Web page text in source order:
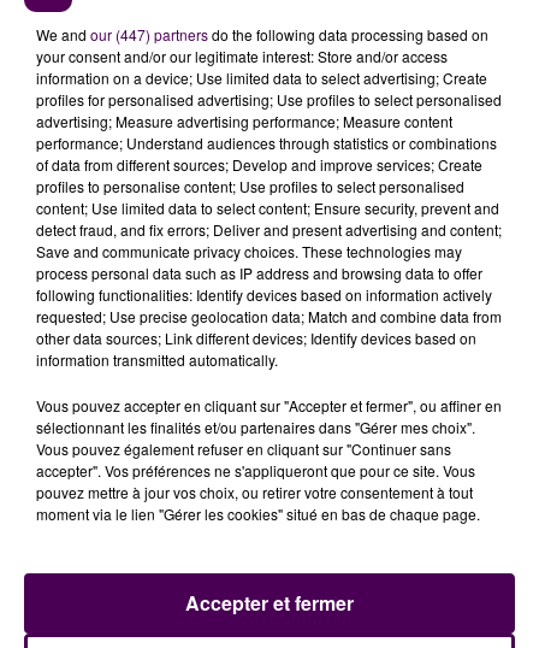
vous souhaitez l'afficher, merci de nous donner
votre accord en cliquant sur le bouton ci-
dessous.
Afficher l'élément
TEMPÉRATURES MAXIMALES ATTEINTES CE LUNDI
22 JUIN :
Caen : 35,1°
Rouen : 35,5°
Evreux : 36,6°
Chartres : 38,3°
Orléans : 38,4°
Alençon : 38,8°
Tours : 39,8°
Blois : 39,8°
Laval : 39,9°
Le Mans : 40,6°
Châteauroux : 41,1°
We and our (447) partnersdo the following data processing based on
your consent and/or our legitimate interest: Store and/or access
information on a device; Use limited data to select advertising; Create
profiles for personalised advertising; Use profiles to select personalised
advertising; Measure advertising performance; Measure content
performance; Understand audiences through statistics or combinations
of data from different sources; Develop and improve services; Create
profiles to personalise content; Use profiles to select personalised
content; Use limited data to select content; Ensure security, prevent and
detect fraud, and fix errors; Deliver and present advertising and content;
Save and communicate privacy choices. These technologies may
process personal data such as IP address and browsing data to offer
following functionalities: Identify devices based on information actively
requested; Use precise geolocation data; Match and combine data from
other data sources; Link different devices; Identify devices based on
information transmitted automatically.
Vous pouvez accepter en cliquant sur "Accepter et fermer", ou affiner en
sélectionnant les finalités et/ou partenaires dans "Gérer mes choix".
Vous pouvez également refuser en cliquant sur "Continuer sans
accepter". Vos préférences ne s'appliqueront que pour ce site. Vous
pouvez mettre à jour vos choix, ou retirer votre consentement à tout
moment via le lien "Gérer les cookies" situé en bas de chaque page.
Accepter et fermer